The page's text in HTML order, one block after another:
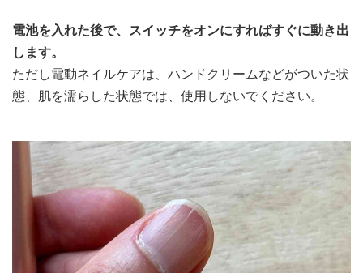
電池を入れた後で、スイッチをオンにすればすぐに動き出
します。
ただし電動ネイルケアは、ハンドクリームなどがついた状
態、肌を濡らした状態では、使用しないでください。